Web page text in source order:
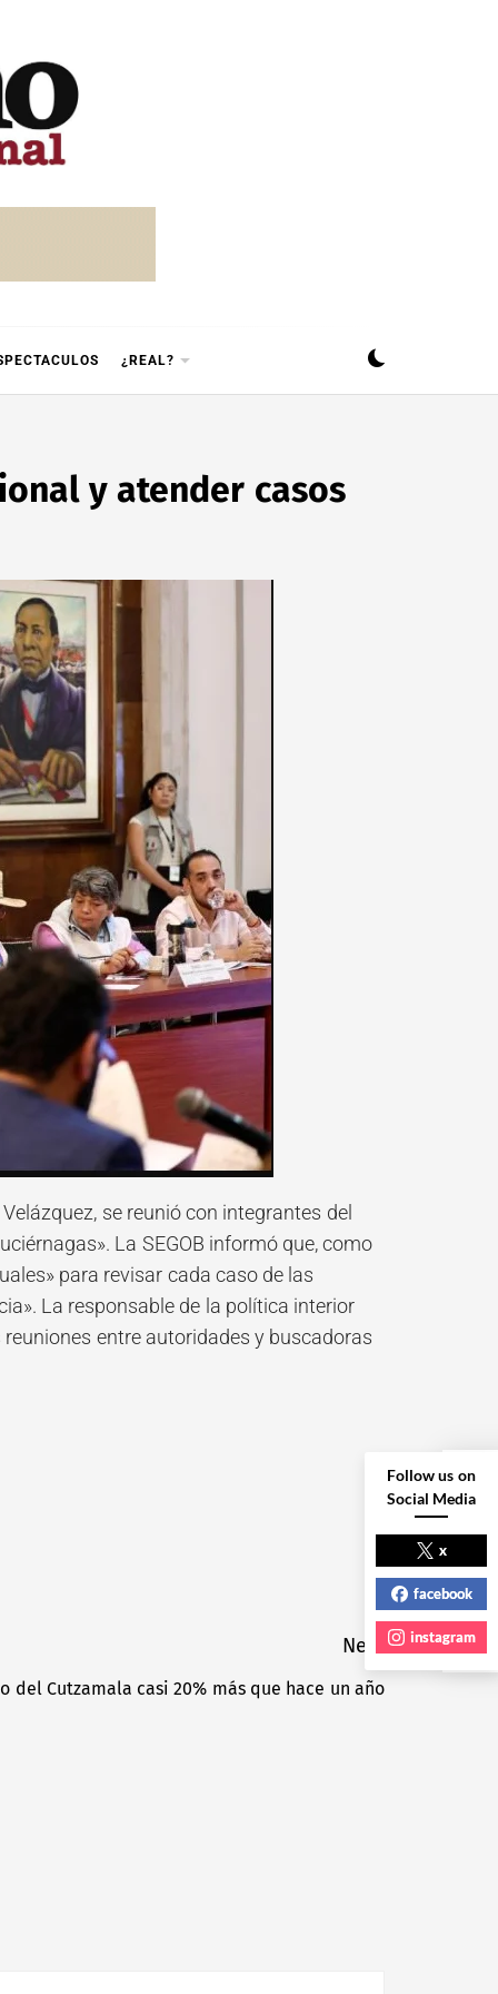
¿REAL?
y atender casos
se reunió con integrantes del
La SEGOB informó que, como
para revisar cada caso de las
La responsable de la política interior
entre autoridades y buscadoras
Next
Next
del Cutzamala casi 20% más que hace un año
NEXT POST
Follow us on
Social Media
x
facebook
instagram